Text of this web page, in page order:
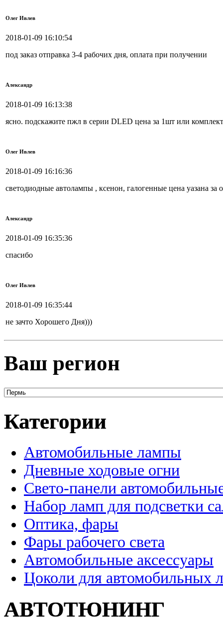
Олег Ивлев
2018-01-09 16:10:54
под заказ отправка 3-4 рабочих дня, оплата при получении
Александр
2018-01-09 16:13:38
ясно. подскажите пжл в серии DLED цена за 1шт или
Олег Ивлев
2018-01-09 16:16:36
светодиодные автолампы , ксенон, галогенные цена уазана за
Александр
2018-01-09 16:35:36
спасибо
Олег Ивлев
2018-01-09 16:35:44
не зачто Хорошего Дня)))
Ваш регион
Категории
Автомобильные лампы
Дневные ходовые огни
Свето-панели
Набор ламп для подсветки
Оптика, фары
Фары рабочего света
Автомобильные аксессуары
Цоколи для автомобильных
АВТОТЮНИНГ